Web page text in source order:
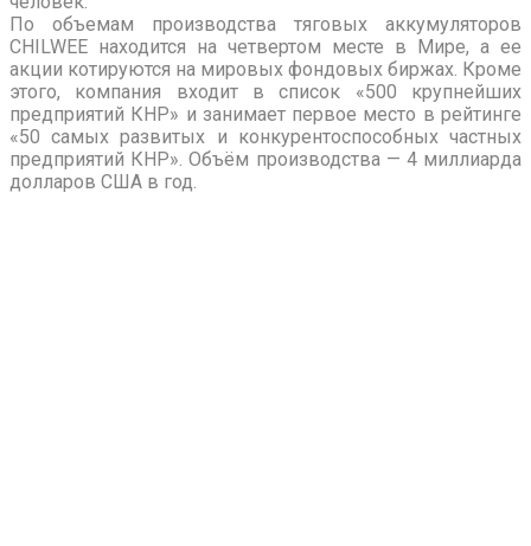
По объемам производства тяговых аккумуляторов
CHILWEE находится на четвертом месте в Мире, а ее
акции котируются на мировых фондовых биржах. Кроме
этого, компания входит в список «500 крупнейших
предприятий КНР» и занимает первое место в рейтинге
«50 самых развитых и конкурентоспособных частных
предприятий КНР». Объём производства — 4 миллиарда
долларов США в год.